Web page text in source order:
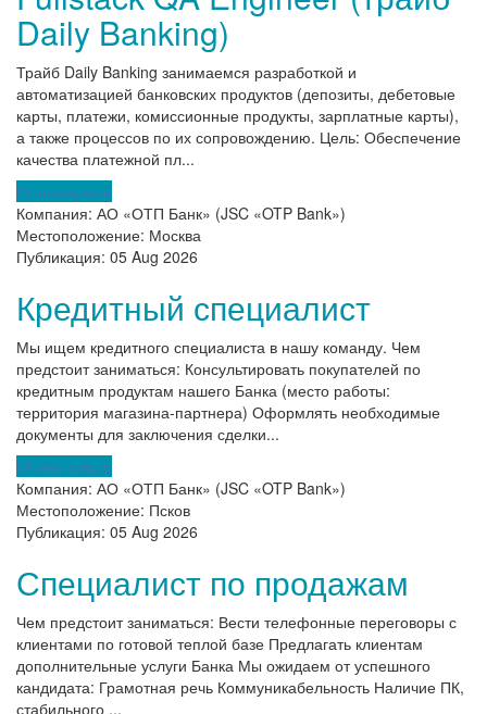
Daily Banking)
Трайб Daily Banking занимаемся разработкой и
автоматизацией банковских продуктов (депозиты, дебетовые
карты, платежи, комиссионные продукты, зарплатные карты),
а также процессов по их сопровождению. Цель: Обеспечение
качества платежной пл...
Откликнуться
Компания: АО «ОТП Банк» (JSC «OTP Bank»)
Местоположение: Москва
Публикация: 05 Aug 2026
Кредитный специалист
Мы ищем кредитного специалиста в нашу команду. Чем
предстоит заниматься: Консультировать покупателей по
кредитным продуктам нашего Банка (место работы:
территория магазина-партнера) Оформлять необходимые
документы для заключения сделки...
Откликнуться
Компания: АО «ОТП Банк» (JSC «OTP Bank»)
Местоположение: Псков
Публикация: 05 Aug 2026
Специалист по продажам
Чем предстоит заниматься: Вести телефонные переговоры с
клиентами по готовой теплой базе Предлагать клиентам
дополнительные услуги Банка Мы ожидаем от успешного
кандидата: Грамотная речь Коммуникабельность Наличие ПК,
стабильного ...